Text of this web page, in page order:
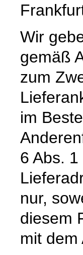
Wir
gemäß
zum
im
6 Abs.
nur,
diesem
mit